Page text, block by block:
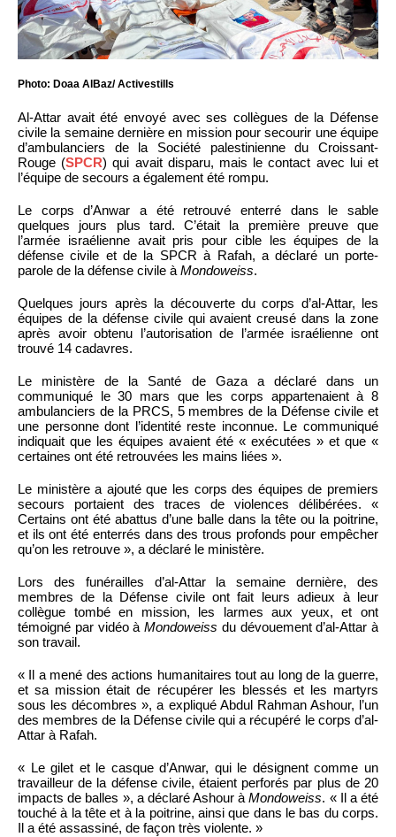
Photo: Doaa AlBaz/ Activestills
Al-Attar avait été envoyé avec ses collègues de la Défense
civile la semaine dernière en mission pour secourir une équipe
d’ambulanciers de la Société palestinienne du Croissant-
Rouge (SPCR) qui avait disparu, mais le contact avec lui et
l’équipe de secours a également été rompu.
Le corps d’Anwar a été retrouvé enterré dans le sable
quelques jours plus tard. C’était la première preuve que
l’armée israélienne avait pris pour cible les équipes de la
défense civile et de la SPCR à Rafah, a déclaré un porte-
parole de la défense civile à Mondoweiss.
Quelques jours après la découverte du corps d’al-Attar, les
équipes de la défense civile qui avaient creusé dans la zone
après avoir obtenu l’autorisation de l’armée israélienne ont
trouvé 14 cadavres.
Le ministère de la Santé de Gaza a déclaré dans un
communiqué le 30 mars que les corps appartenaient à 8
ambulanciers de la PRCS, 5 membres de la Défense civile et
une personne dont l’identité reste inconnue. Le communiqué
indiquait que les équipes avaient été « exécutées » et que «
certaines ont été retrouvées les mains liées ».
Le ministère a ajouté que les corps des équipes de premiers
secours portaient des traces de violences délibérées. «
Certains ont été abattus d’une balle dans la tête ou la poitrine,
et ils ont été enterrés dans des trous profonds pour empêcher
qu’on les retrouve », a déclaré le ministère.
Lors des funérailles d’al-Attar la semaine dernière, des
membres de la Défense civile ont fait leurs adieux à leur
collègue tombé en mission, les larmes aux yeux, et ont
témoigné par vidéo à Mondoweiss du dévouement d’al-Attar à
son travail.
« Il a mené des actions humanitaires tout au long de la guerre,
et sa mission était de récupérer les blessés et les martyrs
sous les décombres », a expliqué Abdul Rahman Ashour, l’un
des membres de la Défense civile qui a récupéré le corps d’al-
Attar à Rafah.
« Le gilet et le casque d’Anwar, qui le désignent comme un
travailleur de la défense civile, étaient perforés par plus de 20
impacts de balles », a déclaré Ashour àMondoweiss. « Il a été
touché à la tête et à la poitrine, ainsi que dans le bas du corps.
Il a été assassiné, de façon très violente. »